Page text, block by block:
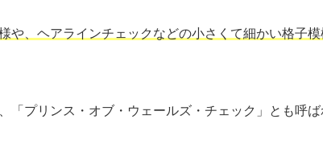
や、ヘアラインチェックなどの小さくて細かい格子模
「プリンス・オブ・ウェールズ・チェック」とも呼ば